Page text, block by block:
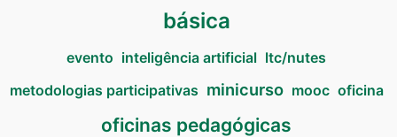
básica
evento inteligência artificial ltc/nutes
metodologias participativas minicurso mooc oficina
oficinas pedagógicas